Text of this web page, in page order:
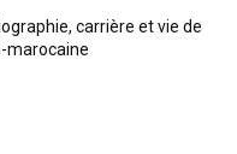
carrière et vie de
marocaine